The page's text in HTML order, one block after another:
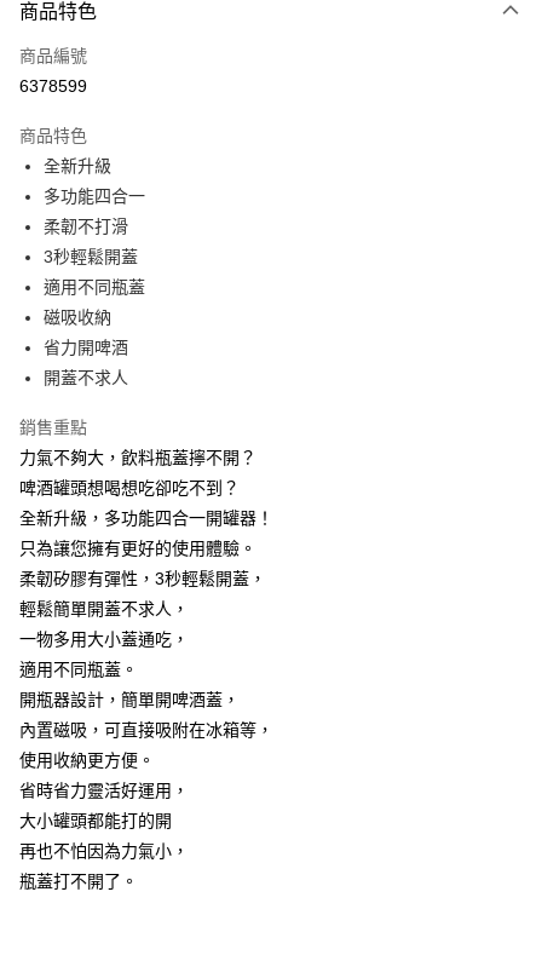
信用卡一次付款
超商取貨付款
Apple Pay
街口支付
悠遊付
AFTEE先享後付
相關說明
【關於「AFTEE先享後付」】
AFTEE先享後付是「在收到商品之後才付款」的支付方式。 讓您購物簡單
１．簡單：不需註冊會員、不需綁卡、不需儲值。
２．便利：只要手機號碼，簡訊認證，即可結帳。
３．安心：先確認商品／服務後，再付款。
１．於結帳方式選擇「AFTEE先享後付」後，將跳轉至「AFTEE先享後付」
結帳頁面，進行簡訊認證並確認金額後，即可完成結帳。
２．訂單成立數日內，您將收到繳費通知簡訊。
３．收到繳費通知簡訊後14天內，點擊此簡訊中的連結，可透過四大超商／
ATM／網路銀行／等多元方式進行付款，方視為交易完成。
※ 請注意：結帳手續完成當下不需立刻繳費，但若您需要取消訂單，請聯絡
後付繳納相關費用。
※ 交易是否成功請以「AFTEE先享後付 」之結帳頁面顯示為準，若有關於
是否繳費成功／繳費後需取消欲退款等相關疑問，請聯繫「AFTEE先享後付
客戶支援中心」
https://netprotections.freshdesk.com/support/home
【注意事項】
１．透過由恩沛科技股份有限公司提供之「AFTEE先享後付」服務完成之交
易，需依本服務之必要範圍內提供個人資料，並將交易相關給付款項請求債
權轉讓予恩沛科技股份有限公司。
２．關於個人資料處理事宜，請瀏覽以下網址：
ATM付款
運送方式
全家取貨付款
每筆NT$60，滿NT$499(含以上)免運費
7-11取貨付款
每筆NT$60，滿NT$499(含以上)免運費
7-11取貨(快速到店)
宅配
每筆NT$100，滿NT$799(含以上)免運費
離島宅配
每筆NT$150
商品特色
商品編號
6378599
商品特色
全新升級
多功能四合一
柔韌不打滑
3秒輕鬆開蓋
適用不同瓶蓋
磁吸收納
省力開啤酒
開蓋不求人
銷售重點
力氣不夠大，飲料瓶蓋擰不開？
啤酒罐頭想喝想吃卻吃不到？
全新升級，多功能四合一開罐器！
只為讓您擁有更好的使用體驗。
柔韌矽膠有彈性，3秒輕鬆開蓋，
輕鬆簡單開蓋不求人，
一物多用大小蓋通吃，
適用不同瓶蓋。
開瓶器設計，簡單開啤酒蓋，
內置磁吸，可直接吸附在冰箱等，
使用收納更方便。
省時省力靈活好運用，
大小罐頭都能打的開
再也不怕因為力氣小，
瓶蓋打不開了。